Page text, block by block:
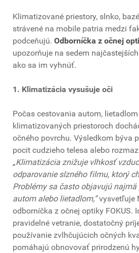
Klimatizované priestory, slnko,
strávené na mobile patria medzi
podceňujú. Odborníčka z očnej
upozorňuje na sedem
ako sa im vyhnúť.
1. Klimatizácia vysušuje oči
Počas cestovania autom,
klimatizovaných priestoroch
očného povrchu. Výsledkom býva
pocit cudzieho telesa alebo
„Klimatizácia znižuje vlhkosť
odparovanie slzného filmu, ktorý
Problémy sa často objavujú
autom alebo lietadlom,“vysvetľuje
odborníčka z očnej optiky FOKUS.
pravidelné vetranie, dostatočný
používanie zvlhčujúcich očných
pomáhajú obnovovať prirodzenú